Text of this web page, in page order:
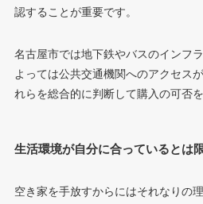
認することが重要です。
名古屋市では地下鉄やバスのインフ
よっては公共交通機関へのアクセス
れらを総合的に判断して購入の可否
生活環境が自分に合っているとは
空き家を手放すからにはそれなりの